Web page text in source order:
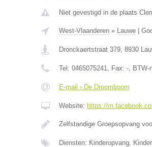
Niet gevestigd in de plaats
West-Vlaanderen» Lauwe|
Dronckaertstraat 379, 8930
Tel: 0465075241, Fax: -, BTW-
E-mail › De Droomboom
Website: https://
Zelfstandige Groepsopvang
Diensten: Kinderopvang,